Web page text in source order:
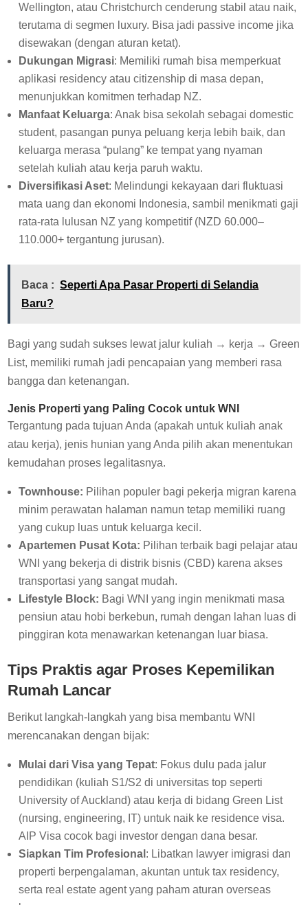
Wellington, atau Christchurch cenderung stabil atau naik,
terutama di segmen luxury. Bisa jadi passive income jika
disewakan (dengan aturan ketat).
Dukungan Migrasi: Memiliki rumah bisa memperkuat
aplikasi residency atau citizenship di masa depan,
menunjukkan komitmen terhadap NZ.
Manfaat Keluarga: Anak bisa sekolah sebagai domestic
student, pasangan punya peluang kerja lebih baik, dan
keluarga merasa “pulang” ke tempat yang nyaman
setelah kuliah atau kerja paruh waktu.
Diversifikasi Aset: Melindungi kekayaan dari fluktuasi
mata uang dan ekonomi Indonesia, sambil menikmati gaji
rata-rata lulusan NZ yang kompetitif (NZD 60.000–
110.000+ tergantung jurusan).
Baca : Seperti Apa Pasar Properti di Selandia
Baru?
Bagi yang sudah sukses lewat jalur kuliah → kerja → Green
List, memiliki rumah jadi pencapaian yang memberi rasa
bangga dan ketenangan.
Jenis Properti yang Paling Cocok untuk WNI
Tergantung pada tujuan Anda (apakah untuk kuliah anak
atau kerja), jenis hunian yang Anda pilih akan menentukan
kemudahan proses legalitasnya.
Townhouse: Pilihan populer bagi pekerja migran karena
minim perawatan halaman namun tetap memiliki ruang
yang cukup luas untuk keluarga kecil.
Apartemen Pusat Kota: Pilihan terbaik bagi pelajar atau
WNI yang bekerja di distrik bisnis (CBD) karena akses
transportasi yang sangat mudah.
Lifestyle Block: Bagi WNI yang ingin menikmati masa
pensiun atau hobi berkebun, rumah dengan lahan luas di
pinggiran kota menawarkan ketenangan luar biasa.
Tips Praktis agar Proses Kepemilikan
Rumah Lancar
Berikut langkah-langkah yang bisa membantu WNI
merencanakan dengan bijak:
Mulai dari Visa yang Tepat: Fokus dulu pada jalur
pendidikan (kuliah S1/S2 di universitas top seperti
University of Auckland) atau kerja di bidang Green List
(nursing, engineering, IT) untuk naik ke residence visa.
AIP Visa cocok bagi investor dengan dana besar.
Siapkan Tim Profesional : Libatkan lawyer imigrasi dan
properti berpengalaman, akuntan untuk tax residency,
serta real estate agent yang paham aturan overseas